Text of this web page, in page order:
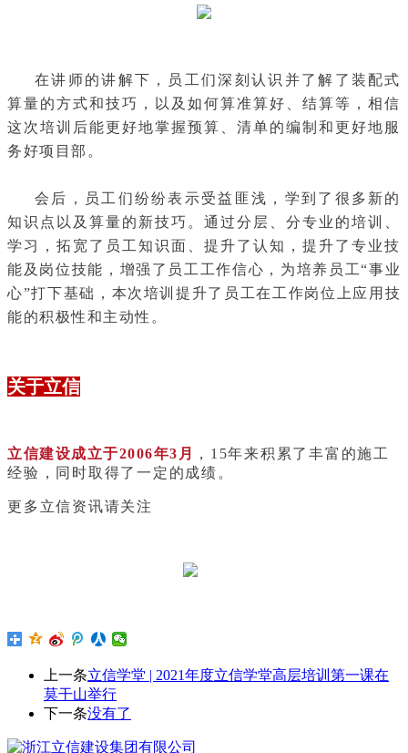
在讲师的讲解下，员工们深刻认识并了解了装配式
算量的方式和技巧，以及如何算准算好、结算等，相信
这次培训后能更好地掌握预算、清单的编制和更好地服
务好项目部。
会后，员工们纷纷表示受益匪浅，学到了很多新的
知识点以及算量的新技巧。通过分层、分专业的培训、
学习，拓宽了员工知识面、提升了认知，提升了专业技
能及岗位技能，增强了员工工作信心，为培养员工“事业
心”打下基础，本次培训提升了员工在工作岗位上应用技
能的积极性和主动性。
关于立信
立信建设成立于2006年3月
，15年来积累了丰富的施工
经验，同时取得了一定的成绩。
更多立信资讯请关注
上一条立信学堂 | 2021年度立信学堂高层培训第一课在
莫干山举行
下一条没有了